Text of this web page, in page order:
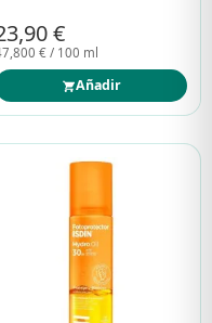
€
€ / 100 ml
Añadir